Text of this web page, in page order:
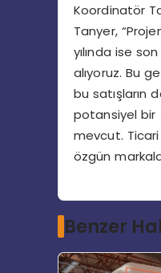
Koordinatör
Tanyer,
yılında ise
alıyoruz. Bu
bu satışların
potansiyel bir
mevcut. Ticari
özgün
Benzer